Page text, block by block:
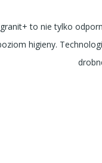
to nie tylko
higieny.